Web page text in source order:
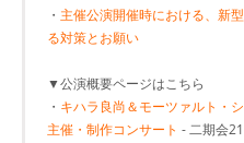
・ 主催公演開催時における、新
る対策とお願い
▼公演概要ページはこちら
・ キハラ良尚＆モーツァルト・
主催・制作コンサート - 二期会21